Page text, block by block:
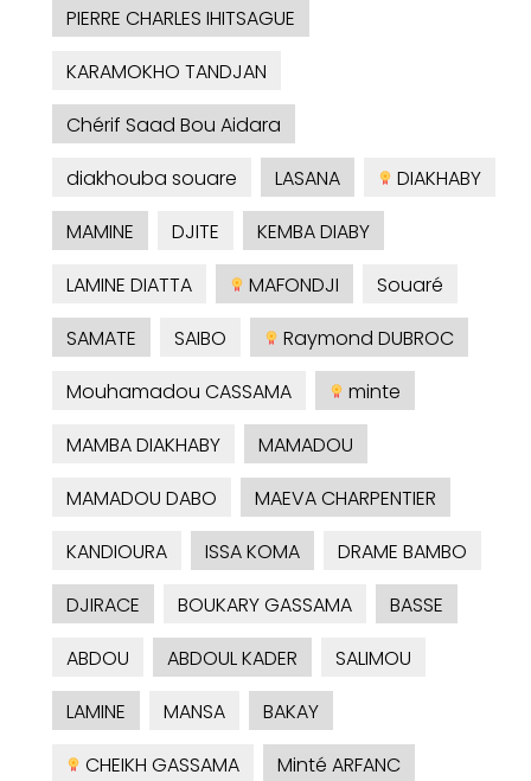
PIERRE CHARLES IHITSAGUE
KARAMOKHO TANDJAN
Chérif Saad Bou Aidara
diakhouba souare
LASANA
DIAKHABY
MAMINE
DJITE
KEMBA DIABY
LAMINE DIATTA
MAFONDJI
Souaré
SAMATE
SAIBO
Raymond DUBROC
Mouhamadou CASSAMA
minte
MAMBA DIAKHABY
MAMADOU
MAMADOU DABO
MAEVA CHARPENTIER
KANDIOURA
ISSA KOMA
DRAME BAMBO
DJIRACE
BOUKARY GASSAMA
BASSE
ABDOU
ABDOUL KADER
SALIMOU
LAMINE
MANSA
BAKAY
CHEIKH GASSAMA
Minté ARFANC